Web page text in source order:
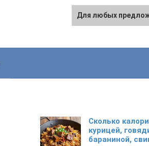
Сколько
курицей,
бараниной,
Для любых